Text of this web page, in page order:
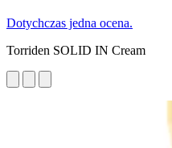
Dotychczas jedna ocena.
Torriden SOLID IN Cream